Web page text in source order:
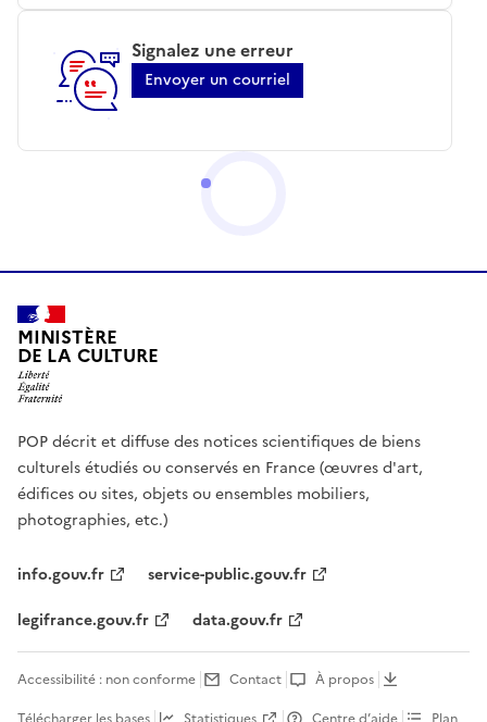
Signalez une erreur
Envoyer un courriel
MINISTÈRE
DE LA CULTURE
POP décrit et diffuse des notices scientifiques de biens
culturels étudiés ou conservés en France (œuvres d'art,
édifices ou sites, objets ou ensembles mobiliers,
photographies, etc.)
info.gouv.fr
service-public.gouv.fr
legifrance.gouv.fr
data.gouv.fr
Accessibilité : non conforme Contact
À propos